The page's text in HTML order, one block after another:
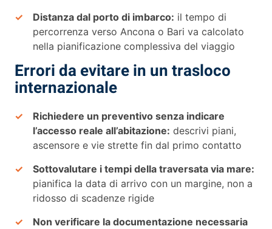
Distanza dal porto di imbarco: il tempo di
percorrenza verso Ancona o Bari va calcolato
nella pianificazione complessiva del viaggio
Errori da evitare in un trasloco
internazionale
Richiedere un preventivo senza indicare
l’accesso reale all’abitazione: descrivi piani,
ascensore e vie strette fin dal primo contatto
Sottovalutare i tempi della traversata via mare:
pianifica la data di arrivo con un margine, non a
ridosso di scadenze rigide
Non verificare la documentazione necessaria